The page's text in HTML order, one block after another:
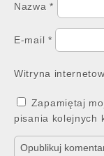
Nazwa*
E-mail *
Witryna
Zapamiętaj
pisania kolejnych